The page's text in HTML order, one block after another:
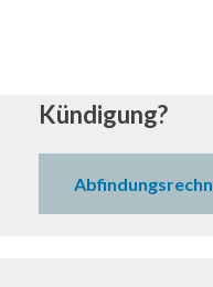
Kündigung?